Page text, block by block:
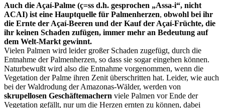
Auch die Açaí-Palme (ç=ss d.h. gesprochen „Assa-i“, nicht
ACAI) ist eine Hauptquelle für Palmenherzen, obwohl bei ihr
die Ernte der Açaí-Beeren und der Kauf der Açaí-Früchte, die
ihr keinen Schaden zufügen, immer mehr an Bedeutung auf
dem Welt-Markt gewinnt.
Vielen Palmen wird leider großer Schaden zugefügt, durch die
Entnahme der Palmenherzen, so dass sie sogar eingehen können.
Naturbewußt wird also die Entnahme vorgenommen, wenn die
Vegetation der Palme ihren Zenit überschritten hat. Leider, wie auch
bei der Waldrodung der Amazonas-Wälder, werden von
skrupellosen Geschäftemachern viele Palmen vor Ende der
Vegetation gefällt, nur um die Herzen ernten zu können, dabei